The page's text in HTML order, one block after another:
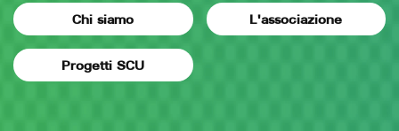
Chi siamo L'associazione
Progetti SCU